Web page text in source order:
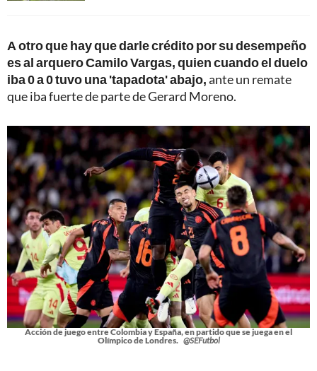
A otro que hay que darle crédito por su desempeño
es al arquero Camilo Vargas, quien cuando el duelo
iba 0 a 0 tuvo una 'tapadota' abajo,ante un remate
que iba fuerte de parte de Gerard Moreno.
Acción de juego entre Colombia y España, en partido que se juega en el
Olímpico de Londres. @SEFutbol